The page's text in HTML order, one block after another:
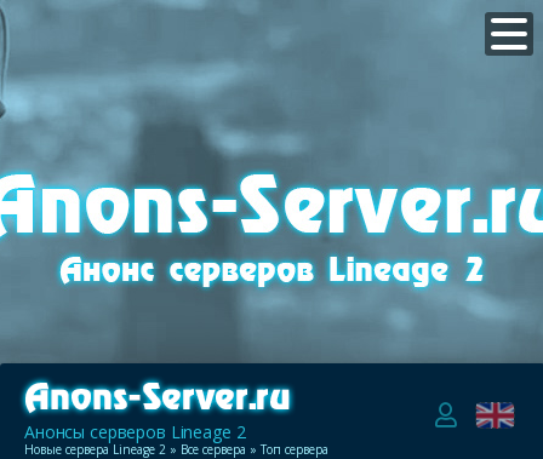
Анонсы серверов Lineage 2
Новые сервера Lineage 2 » Все сервера » Топ сервера